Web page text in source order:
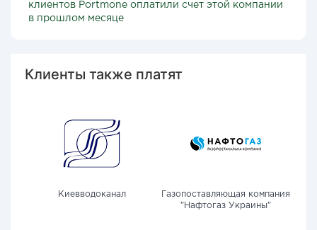
клиентов Portmone оплатили счет этой компании
в прошлом месяце
Клиенты также платят
Киевводоканал
Газопоставляющая компания
"Нафтогаз Украины"